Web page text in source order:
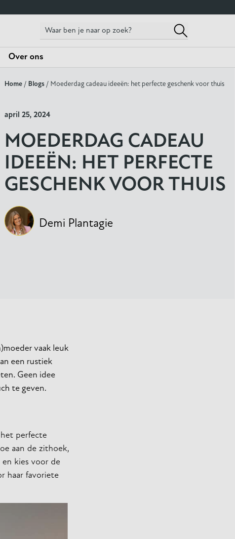
Over ons
Home / Blogs / Moederdag cadeau ideeën: het perfecte geschenk voor thuis
april 25, 2024
MOEDERDAG CADEAU
IDEEËN: HET PERFECTE
GESCHENK VOOR THUIS
Demi Plantagie
vaak leuk
een rustiek
Geen idee
te geven.
perfecte
aan de zithoek,
kies voor de
haar favoriete